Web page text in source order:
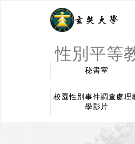
性別平等
秘書室
校園性別事件調查處理
學影片